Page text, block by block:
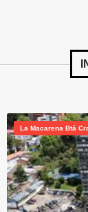
La Macarena Btá